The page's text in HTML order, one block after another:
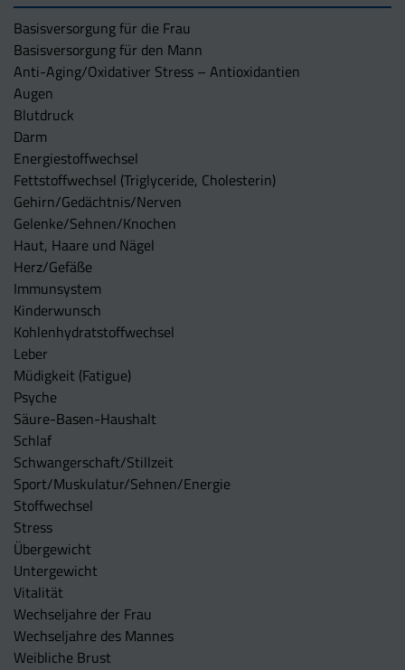
Basisversorgung für die Frau
Basisversorgung für den Mann
Anti-Aging/Oxidativer Stress – Antioxidantien
Augen
Blutdruck
Darm
Energiestoffwechsel
Fettstoffwechsel (Triglyceride, Cholesterin)
Gehirn/Gedächtnis/Nerven
Gelenke/Sehnen/Knochen
Haut, Haare und Nägel
Herz/Gefäße
Immunsystem
Kinderwunsch
Kohlenhydratstoffwechsel
Leber
Müdigkeit (Fatigue)
Psyche
Säure-Basen-Haushalt
Schlaf
Schwangerschaft/Stillzeit
Sport/Muskulatur/Sehnen/Energie
Stoffwechsel
Stress
Übergewicht
Untergewicht
Vitalität
Wechseljahre der Frau
Wechseljahre des Mannes
Weibliche Brust